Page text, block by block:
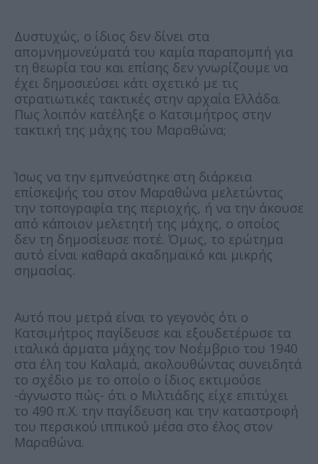
Δυστυχώς, ο ίδιος δεν δίνει στα
απομνημονεύματά του καμία παραπομπή για
τη θεωρία του και επίσης δεν γνωρίζουμε να
έχει δημοσιεύσει κάτι σχετικό με τις
στρατιωτικές τακτικές στην αρχαία Ελλάδα.
Πως λοιπόν κατέληξε ο Κατσιμήτρος στην
τακτική της μάχης του Μαραθώνα;
Ίσως να την εμπνεύστηκε στη διάρκεια
επίσκεψής του στον Μαραθώνα μελετώντας
την τοπογραφία της περιοχής, ή να την άκουσε
από κάποιον μελετητή της μάχης, ο οποίος
δεν τη δημοσίευσε ποτέ. Όμως, το ερώτημα
αυτό είναι καθαρά ακαδημαϊκό και μικρής
σημασίας.
Αυτό που μετρά είναι το γεγονός ότι ο
Κατσιμήτρος παγίδευσε και εξουδετέρωσε τα
ιταλικά άρματα μάχης τον Νοέμβριο του 1940
στα έλη του Καλαμά, ακολουθώντας συνειδητά
το σχέδιο με το οποίο ο ίδιος εκτιμούσε
-άγνωστο πώς- ότι ο Μιλτιάδης είχε επιτύχει
το 490 π.Χ. την παγίδευση και την καταστροφή
του περσικού ιππικού μέσα στο έλος στον
Μαραθώνα.